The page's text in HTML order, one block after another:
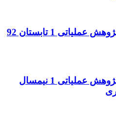
دانلود رایگان نمونه سوال پژوهش عملیاتی 1 تابستان 92
دانلود رایگان نمونه سوال پژوهش عملیاتی 1 نیمسال